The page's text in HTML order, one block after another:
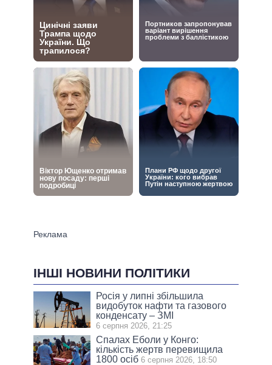
ІНШІ НОВИНИ ПОЛІТИКИ
Росія у липні збільшила
видобуток нафти та газового
конденсату – ЗМІ
6 серпня 2026, 21:25
Спалах Еболи у Конго:
кількість жертв перевищила
1800 осіб 6 серпня 2026, 18:50